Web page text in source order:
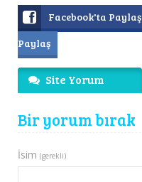
Facebook'ta Paylaş
Paylaş
Site Yorum
Bir yorum bırak
İsim (gerekli)